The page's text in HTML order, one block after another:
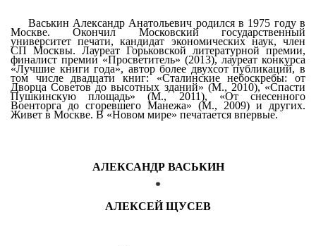
Васькин Александр Анатольевич родился в 1975 году в
Москве. Окончил Московский государственный
университет печати, кандидат экономических наук, член
СП Москвы. Лауреат Горьковской литературной премии,
финалист премии «Просветитель» (2013), лауреат конкурса
«Лучшие книги года», автор более двухсот публикаций, в
том числе двадцати книг: «Сталинские небоскребы: от
Дворца Советов до высотных зданий» (М., 2010), «Спасти
Пушкинскую площадь» (М., 2011), «От снесенного
Военторга до сгоревшего Манежа» (М., 2009) и других.
Живет в Москве. В «Новом мире» печатается впервые.
АЛЕКСАНДР ВАСЬКИН
*
АЛЕКСЕЙ ЩУСЕВ